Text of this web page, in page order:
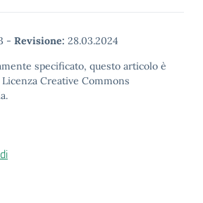
- Revisione: 28.03.2024
specificato, questo articolo è
Creative Commons